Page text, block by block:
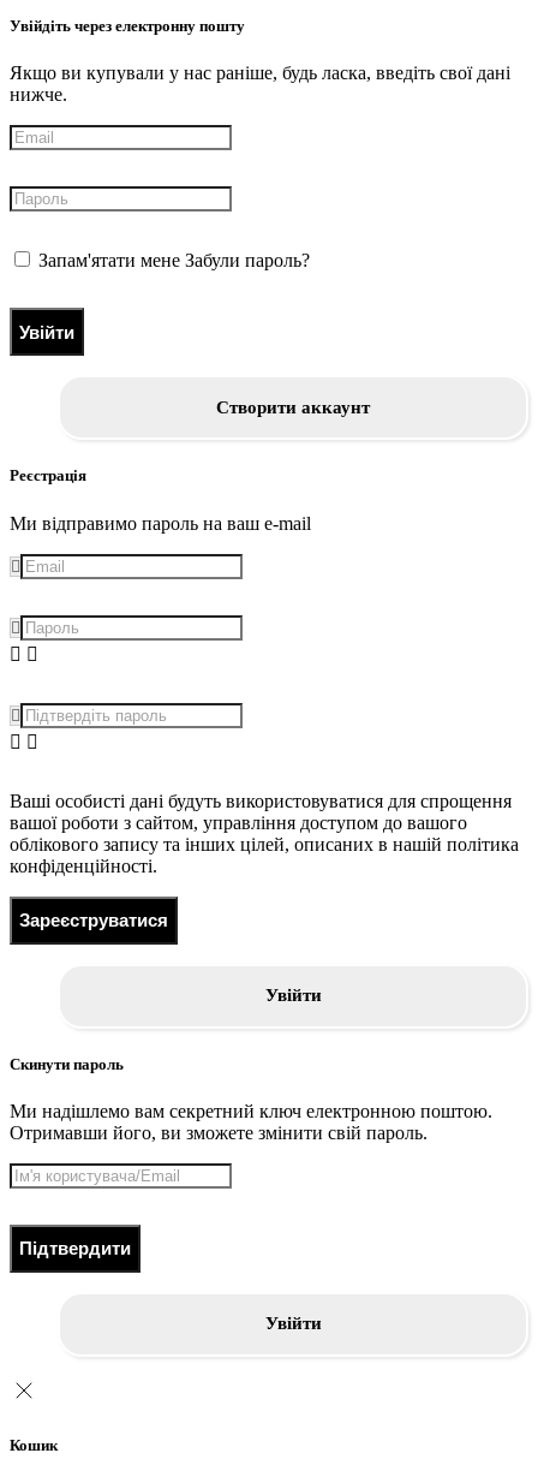
Увійдіть через електронну пошту
Якщо ви купували у нас раніше, будь ласка, введіть свої дані
нижче.
Запам'ятати мене Забули пароль?
Увійти
Створити аккаунт
Реєстрація
Ми відправимо пароль на ваш e-mail
Ваші особисті дані будуть використовуватися для спрощення
вашої роботи з сайтом, управління доступом до вашого
облікового запису та інших цілей, описаних в нашій політика
конфіденційності.
Зареєструватися
Увійти
Скинути пароль
Ми надішлемо вам секретний ключ електронною поштою.
Отримавши його, ви зможете змінити свій пароль.
Підтвердити
Увійти
Кошик